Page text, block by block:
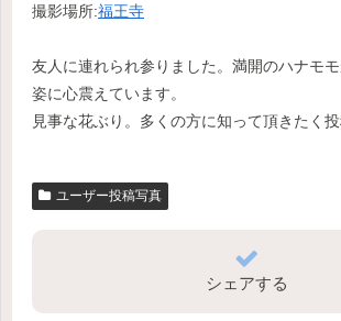
撮影場所:福王寺
友人に連れられ参りました。満開のハナモ
姿に心震えています。
見事な花ぶり。多くの方に知って頂きたく投
ユーザー投稿写真
シェアする